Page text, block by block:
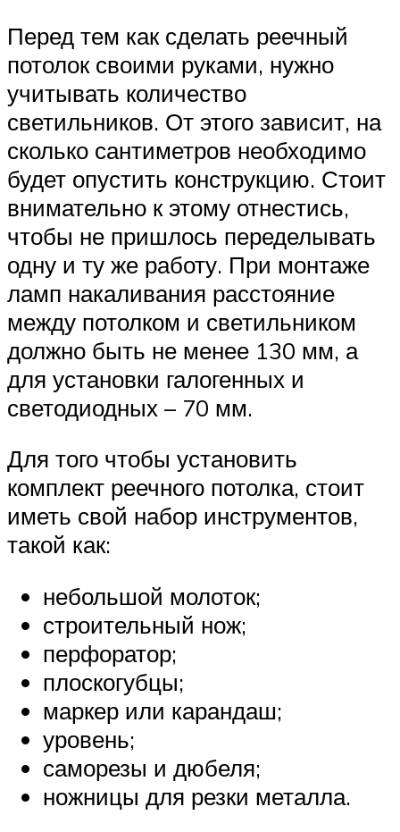
Перед тем как сделать реечный
потолок своими руками, нужно
учитывать количество
светильников. От этого зависит, на
сколько сантиметров необходимо
будет опустить конструкцию. Стоит
внимательно к этому отнестись,
чтобы не пришлось переделывать
одну и ту же работу. При монтаже
ламп накаливания расстояние
между потолком и светильником
должно быть не менее 130 мм, а
для установки галогенных и
светодиодных – 70 мм.
Для того чтобы установить
комплект реечного потолка, стоит
иметь свой набор инструментов,
такой как:
небольшой молоток;
строительный нож;
перфоратор;
плоскогубцы;
маркер или карандаш;
уровень;
саморезы и дюбеля;
ножницы для резки металла.